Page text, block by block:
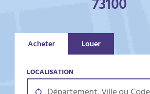
73100
Acheter Louer
LOCALISATION